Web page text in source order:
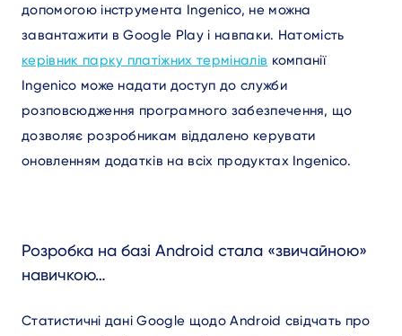
допомогою інструмента Ingenico, не можна
завантажити в Google Play і навпаки. Натомість
керівник парку платіжних терміналів компанії
Ingenico може надати доступ до служби
розповсюдження програмного забезпечення, що
дозволяє розробникам віддалено керувати
оновленням додатків на всіх продуктах Ingenico.
Розробка на базі Android стала «звичайною»
навичкою…
Статистичні дані Google щодо Android свідчать про